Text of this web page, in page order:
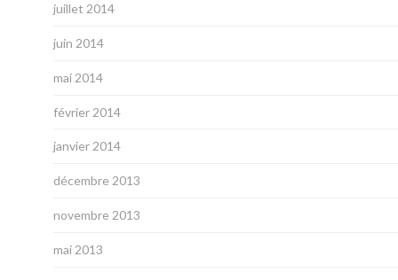
juillet 2014
juin 2014
mai 2014
février 2014
janvier 2014
décembre 2013
novembre 2013
mai 2013